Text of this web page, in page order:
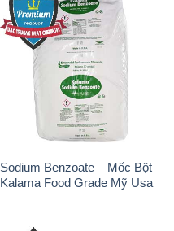
Sodium Benzoate – Mốc Bột
Kalama Food Grade Mỹ Usa